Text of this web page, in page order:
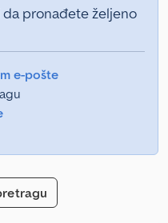
pronađete željeno
e-pošte